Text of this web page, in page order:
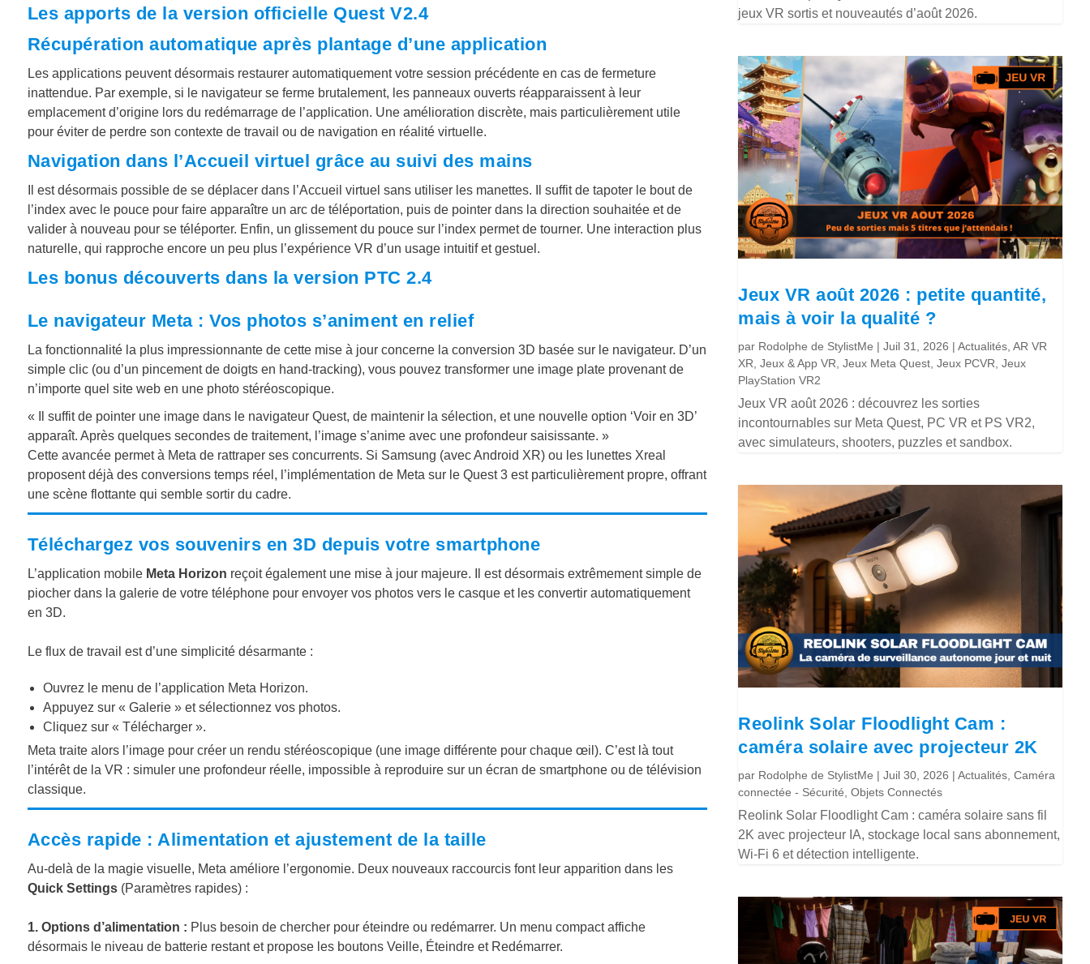
Les apports de la version officielle Quest V2.4
Récupération automatique après plantage d’une application
Les applications peuvent désormais restaurer automatiquement votre session précédente en cas de fermeture
inattendue. Par exemple, si le navigateur se ferme brutalement, les panneaux ouverts réapparaissent à leur
emplacement d’origine lors du redémarrage de l’application. Une amélioration discrète, mais particulièrement utile
pour éviter de perdre son contexte de travail ou de navigation en réalité virtuelle.
Navigation dans l’Accueil virtuel grâce au suivi des mains
Il est désormais possible de se déplacer dans l’Accueil virtuel sans utiliser les manettes. Il suffit de tapoter le bout de
l’index avec le pouce pour faire apparaître un arc de téléportation, puis de pointer dans la direction souhaitée et de
valider à nouveau pour se téléporter. Enfin, un glissement du pouce sur l’index permet de tourner. Une interaction plus
naturelle, qui rapproche encore un peu plus l’expérience VR d’un usage intuitif et gestuel.
Les bonus découverts dans la version PTC 2.4
Le navigateur Meta : Vos photos s’animent en relief
La fonctionnalité la plus impressionnante de cette mise à jour concerne la conversion 3D basée sur le navigateur. D’un
simple clic (ou d’un pincement de doigts en hand-tracking), vous pouvez transformer une image plate provenant de
n’importe quel site web en une photo stéréoscopique.
« Il suffit de pointer une image dans le navigateur Quest, de maintenir la sélection, et une nouvelle option ‘Voir en 3D’
apparaît. Après quelques secondes de traitement, l’image s’anime avec une profondeur saisissante. »
Cette avancée permet à Meta de rattraper ses concurrents. Si Samsung (avec Android XR) ou les lunettes Xreal
proposent déjà des conversions temps réel, l’implémentation de Meta sur le Quest 3 est particulièrement propre, offrant
une scène flottante qui semble sortir du cadre.
Téléchargez vos souvenirs en 3D depuis votre smartphone
L’application mobile Meta Horizon reçoit également une mise à jour majeure. Il est désormais extrêmement simple de
piocher dans la galerie de votre téléphone pour envoyer vos photos vers le casque et les convertir automatiquement
en 3D.
Le flux de travail est d’une simplicité désarmante :
Ouvrez le menu de l’application Meta Horizon.
Appuyez sur « Galerie » et sélectionnez vos photos.
Cliquez sur « Télécharger ».
Meta traite alors l’image pour créer un rendu stéréoscopique (une image différente pour chaque œil). C’est là tout
l’intérêt de la VR : simuler une profondeur réelle, impossible à reproduire sur un écran de smartphone ou de télévision
classique.
Accès rapide : Alimentation et ajustement de la taille
Au-delà de la magie visuelle, Meta améliore l’ergonomie. Deux nouveaux raccourcis font leur apparition dans les
Quick Settings(Paramètres rapides) :
1. Options d’alimentation : Plus besoin de chercher pour éteindre ou redémarrer. Un menu compact affiche
désormais le niveau de batterie restant et propose les boutons Veille, Éteindre et Redémarrer.
jeux VR sortis et nouveautés d’août 2026.
Jeux VR août 2026 : petite quantité,
mais à voir la qualité ?
par Rodolphe de StylistMe |Juil 31, 2026 |Actualités ,AR VR
XR ,Jeux & App VR ,Jeux Meta Quest ,Jeux PCVR ,Jeux
PlayStation VR2
Jeux VR août 2026 : découvrez les sorties
incontournables sur Meta Quest, PC VR et PS VR2,
avec simulateurs, shooters, puzzles et sandbox.
Reolink Solar Floodlight Cam :
caméra solaire avec projecteur 2K
par Rodolphe de StylistMe |Juil 30, 2026 |Actualités ,Caméra
connectée - Sécurité ,Objets Connectés
Reolink Solar Floodlight Cam : caméra solaire sans fil
2K avec projecteur IA, stockage local sans abonnement,
Wi-Fi 6 et détection intelligente.